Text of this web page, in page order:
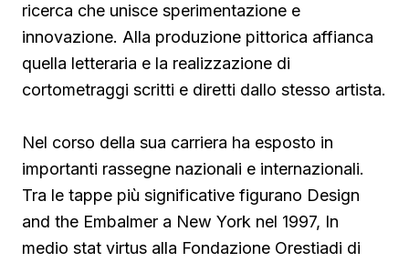
ricerca che unisce sperimentazione e
innovazione. Alla produzione pittorica affianca
quella letteraria e la realizzazione di
cortometraggi scritti e diretti dallo stesso artista.
Nel corso della sua carriera ha esposto in
importanti rassegne nazionali e internazionali.
Tra le tappe più significative figurano Design
and the Embalmer a New York nel 1997, In
medio stat virtus alla Fondazione Orestiadi di